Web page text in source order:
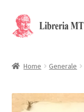
Vai
alla
Vai
al
La Storia
Home Generale